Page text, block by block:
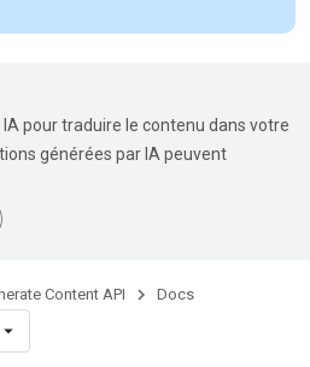
pour traduire le contenu dans votre
générées par IA peuvent
Content API Docs